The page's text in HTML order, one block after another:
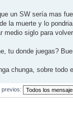
un SW sería mas
la muerte y lo
medio siglo para
tu donde juegas?
chunga, sobre
previos: